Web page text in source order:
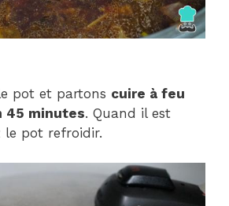
pot et partons cuire à feu
45 minutes. Quand il est
le pot refroidir.